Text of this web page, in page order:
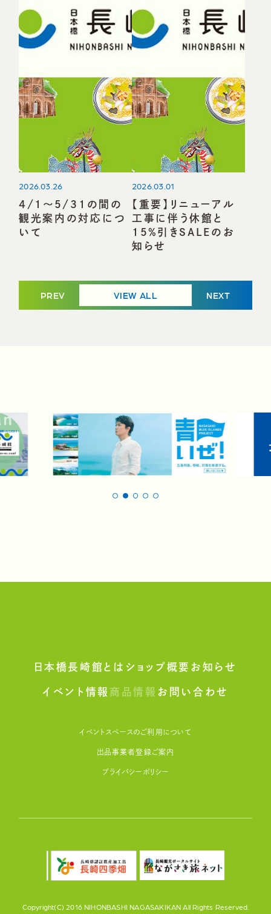
2026.03.26
4/1～5/31の間の
観光案内の対応につ
いて
2026.03.01
【重要】リニューアル
工事に伴う休館と
15％引きSALEのお
知らせ
PREV VIEW ALL NEXT
日本橋長崎館とは ショップ概要 お知らせ
イベント情報商品情報 お問い合わせ
イベントスペースのご利用について
出品事業者登録ご案内
プライバシーポリシー
Copyright(C) 2016 NIHONBASHI NAGASAKIKAN All Rights Reserved.